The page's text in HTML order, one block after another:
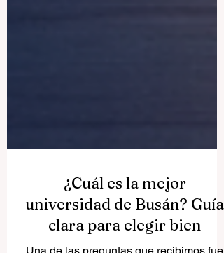
¿Cuál es la mejor
universidad de Busán? Guía